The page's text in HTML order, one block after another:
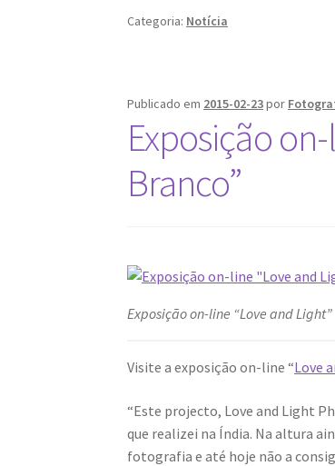
Categoria: Notícia
Publicado em 2015-02-23por
Exposição
Branco”
Exposição on-line “Love and Light”
Visite a exposição on-line “Love
“Este projecto, Love and Light
que realizei na Índia. Na altura
fotografia e até hoje não a